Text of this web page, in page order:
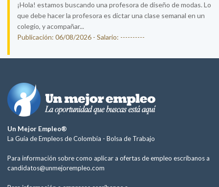
¡Hola! estamos buscando una profesora de diseño de modas. Lo
que debe hacer la profesora es dictar una clase semanal en un
colegio, y acompañar...
Publicación: 06/08/2026 - Salario: ----------
Un Mejor Empleo®
La Guía de Empleos de Colombia - Bolsa de Trabajo
Para información sobre como aplicar a ofertas de empleo escríbanos a
candidatos@unmejorempleo.com